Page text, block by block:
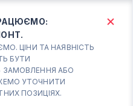
ЦІНИ ТА НАЯВНІСТЬ
БУТИ
ЗАМОВЛЕННЯ АБО
УТОЧНИТИ
ПОЗИЦІЯХ.